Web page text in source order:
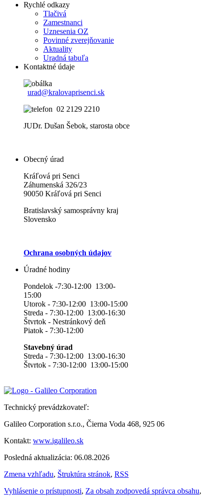
Rychlé odkazy
Tlačivá
Zamestnanci
Uznesenia OZ
Povinné zverejňovanie
Aktuality
Uradná tabuľa
Kontaktné údaje
urad@kralovaprisenci.sk
02 2129 2210
JUDr. Dušan Šebok, starosta obce
Obecný úrad
Kráľová pri Senci
Záhumenská 326/23
90050 Kráľová pri Senci
Bratislavský samosprávny kraj
Slovensko
Ochrana osobných údajov
Úradné hodiny
Pondelok -7:30-12:00 13:00-
15:00
Utorok - 7:30-12:00 13:00-15:00
Streda - 7:30-12:00 13:00-16:30
Štvrtok - Nestránkový deň
Piatok - 7:30-12:00
Stavebný úrad
Streda - 7:30-12:00 13:00-16:30
Štvrtok - 7:30-12:00 13:00-15:00
Technický prevádzkovateľ:
Galileo Corporation s.r.o., Čierna Voda 468, 925 06
Kontakt: www.igalileo.sk
Posledná aktualizácia: 06.08.2026
Zmena vzhľadu, Štruktúra stránok, RSS
Vyhlásenie o prístupnosti, Za obsah zodpovedá správca obsahu,